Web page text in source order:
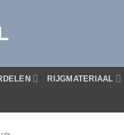
RIJGMATERIAAL